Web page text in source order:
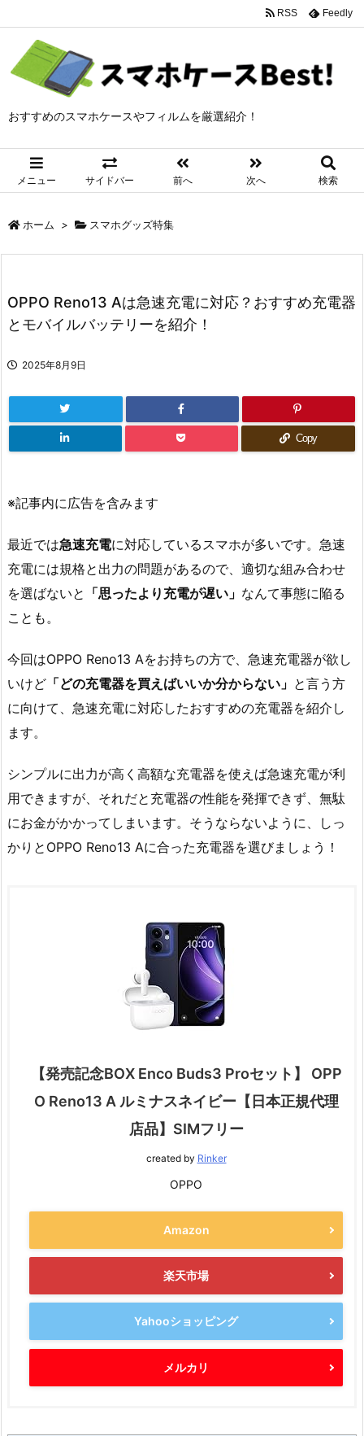
おすすめのスマホケースやフィルムを厳選紹介！
メニュー サイドバー 前へ 次へ 検索
RSS Feedly
ホーム > スマホグッズ特集
OPPO Reno13 Aは急速充電に対応？おすすめ充電器
とモバイルバッテリーを紹介！
2025年8月9日
Copy
※記事内に広告を含みます
最近では急速充電に対応しているスマホが多いです。急速
充電には規格と出力の問題があるので、適切な組み合わせ
を選ばないと 「思ったより充電が遅い」 なんて事態に陥る
ことも。
今回はOPPO Reno13 Aをお持ちの方で、急速充電器が欲し
いけど 「どの充電器を買えばいいか分からない」 と言う方
に向けて、急速充電に対応したおすすめの充電器を紹介し
ます。
シンプルに出力が高く高額な充電器を使えば急速充電が利
用できますが、それだと充電器の性能を発揮できず、無駄
にお金がかかってしまいます。そうならないように、しっ
かりとOPPO Reno13 Aに合った充電器を選びましょう！
【発売記念BOX Enco Buds3 Proセット】 OPP
O Reno13 A ルミナスネイビー【日本正規代理
店品】SIMフリー
created by Rinker
OPPO
Amazon
楽天市場
Yahooショッピング
メルカリ